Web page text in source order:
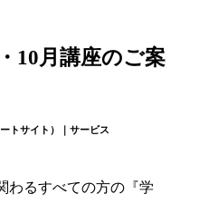
10月講座のご案
トサイト） サービス
わるすべての方の『学